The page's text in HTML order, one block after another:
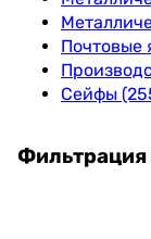
Почтовые
Сейфы
Фильтрация